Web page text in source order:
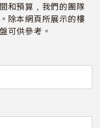
和預算﹐我們的團隊
除本網頁所展示的樓
可供參考。